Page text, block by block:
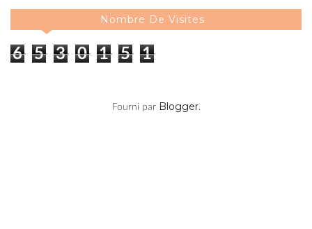
Nombre De Visites
6 5 3 0 1 5 1
Fourni par Blogger.